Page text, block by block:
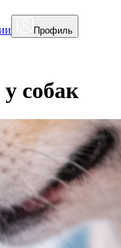
Профиль
собак